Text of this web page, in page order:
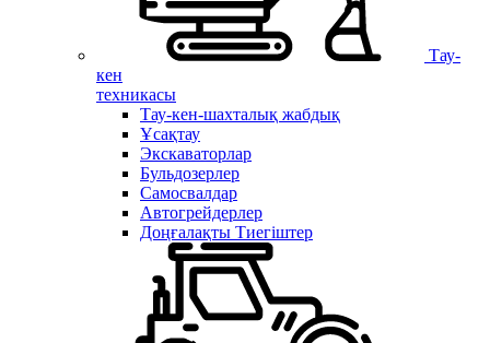
Тау-
кен
техникасы
Тау-кен-шахталық жабдық
Ұсақтау
Экскаваторлар
Бульдозерлер
Самосвалдар
Автогрейдерлер
Доңғалақты Тиегіштер